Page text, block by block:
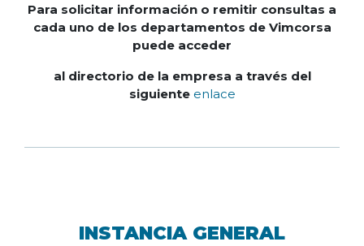
Para solicitar información o remitir consultas a
cada uno de los departamentos de Vimcorsa
puede acceder
al directorio de la empresa a través del
siguiente enlace
INSTANCIA GENERAL